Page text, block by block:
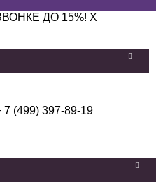
ДО 15%! X
7 (499) 397-89-19